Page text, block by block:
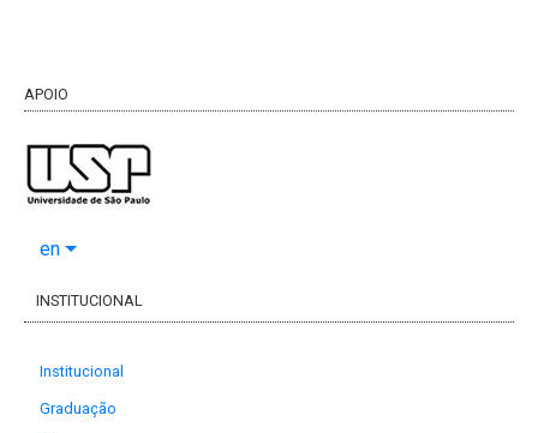
APOIO
en
INSTITUCIONAL
Institucional
Graduação